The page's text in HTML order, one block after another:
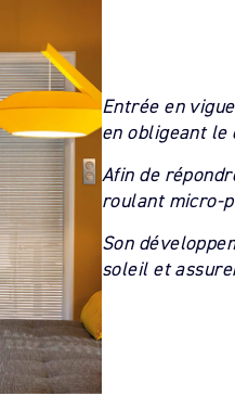
Entrée en
en obligeant le
Afin de
roulant micro-
Son
soleil et